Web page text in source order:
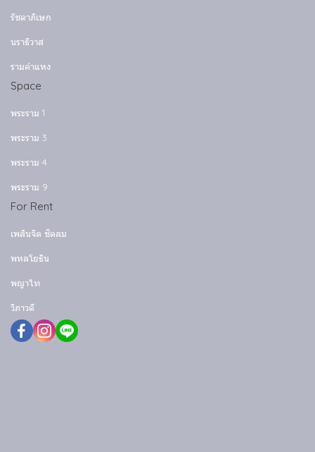
รัชดาภิเษก
นราธิวาส
รามคำแหง
Space
พระราม 1
พระราม 3
พระราม 4
พระราม 9
For Rent
เพลินจิต ชิดลม
พหลโยธิน
พญาไท
วิภาวดี